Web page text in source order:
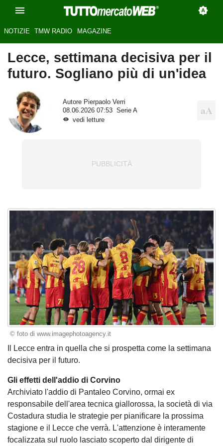
NOTIZIE TMW RADIO MAGAZINE
Lecce, settimana decisiva per il
futuro. Sogliano più di un'idea
Autore Pierpaolo Verri
08.06.2026 07:53
Serie A
vedi letture
© foto di www.imagephotoagency.it
Il Lecce entra in quella che si prospetta come la settimana
decisiva per il futuro.
Gli effetti dell'addio di Corvino
Archiviato l'addio di Pantaleo Corvino, ormai ex
responsabile dell'area tecnica giallorossa, la società di via
Costadura studia le strategie per pianificare la prossima
stagione e il Lecce che verrà. L'attenzione è interamente
focalizzata sul ruolo lasciato scoperto dal dirigente di